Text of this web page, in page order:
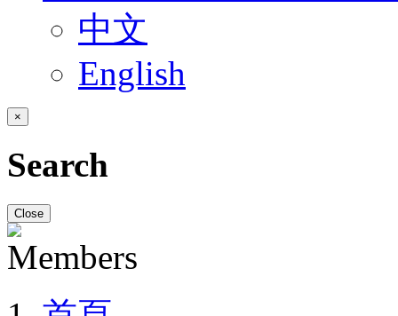
中文
English
×
Search
Close